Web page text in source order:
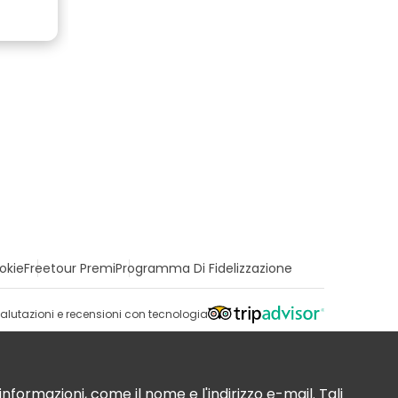
Freetour PremiProgramma Di Fidelizzazione
e recensioni con tecnologia